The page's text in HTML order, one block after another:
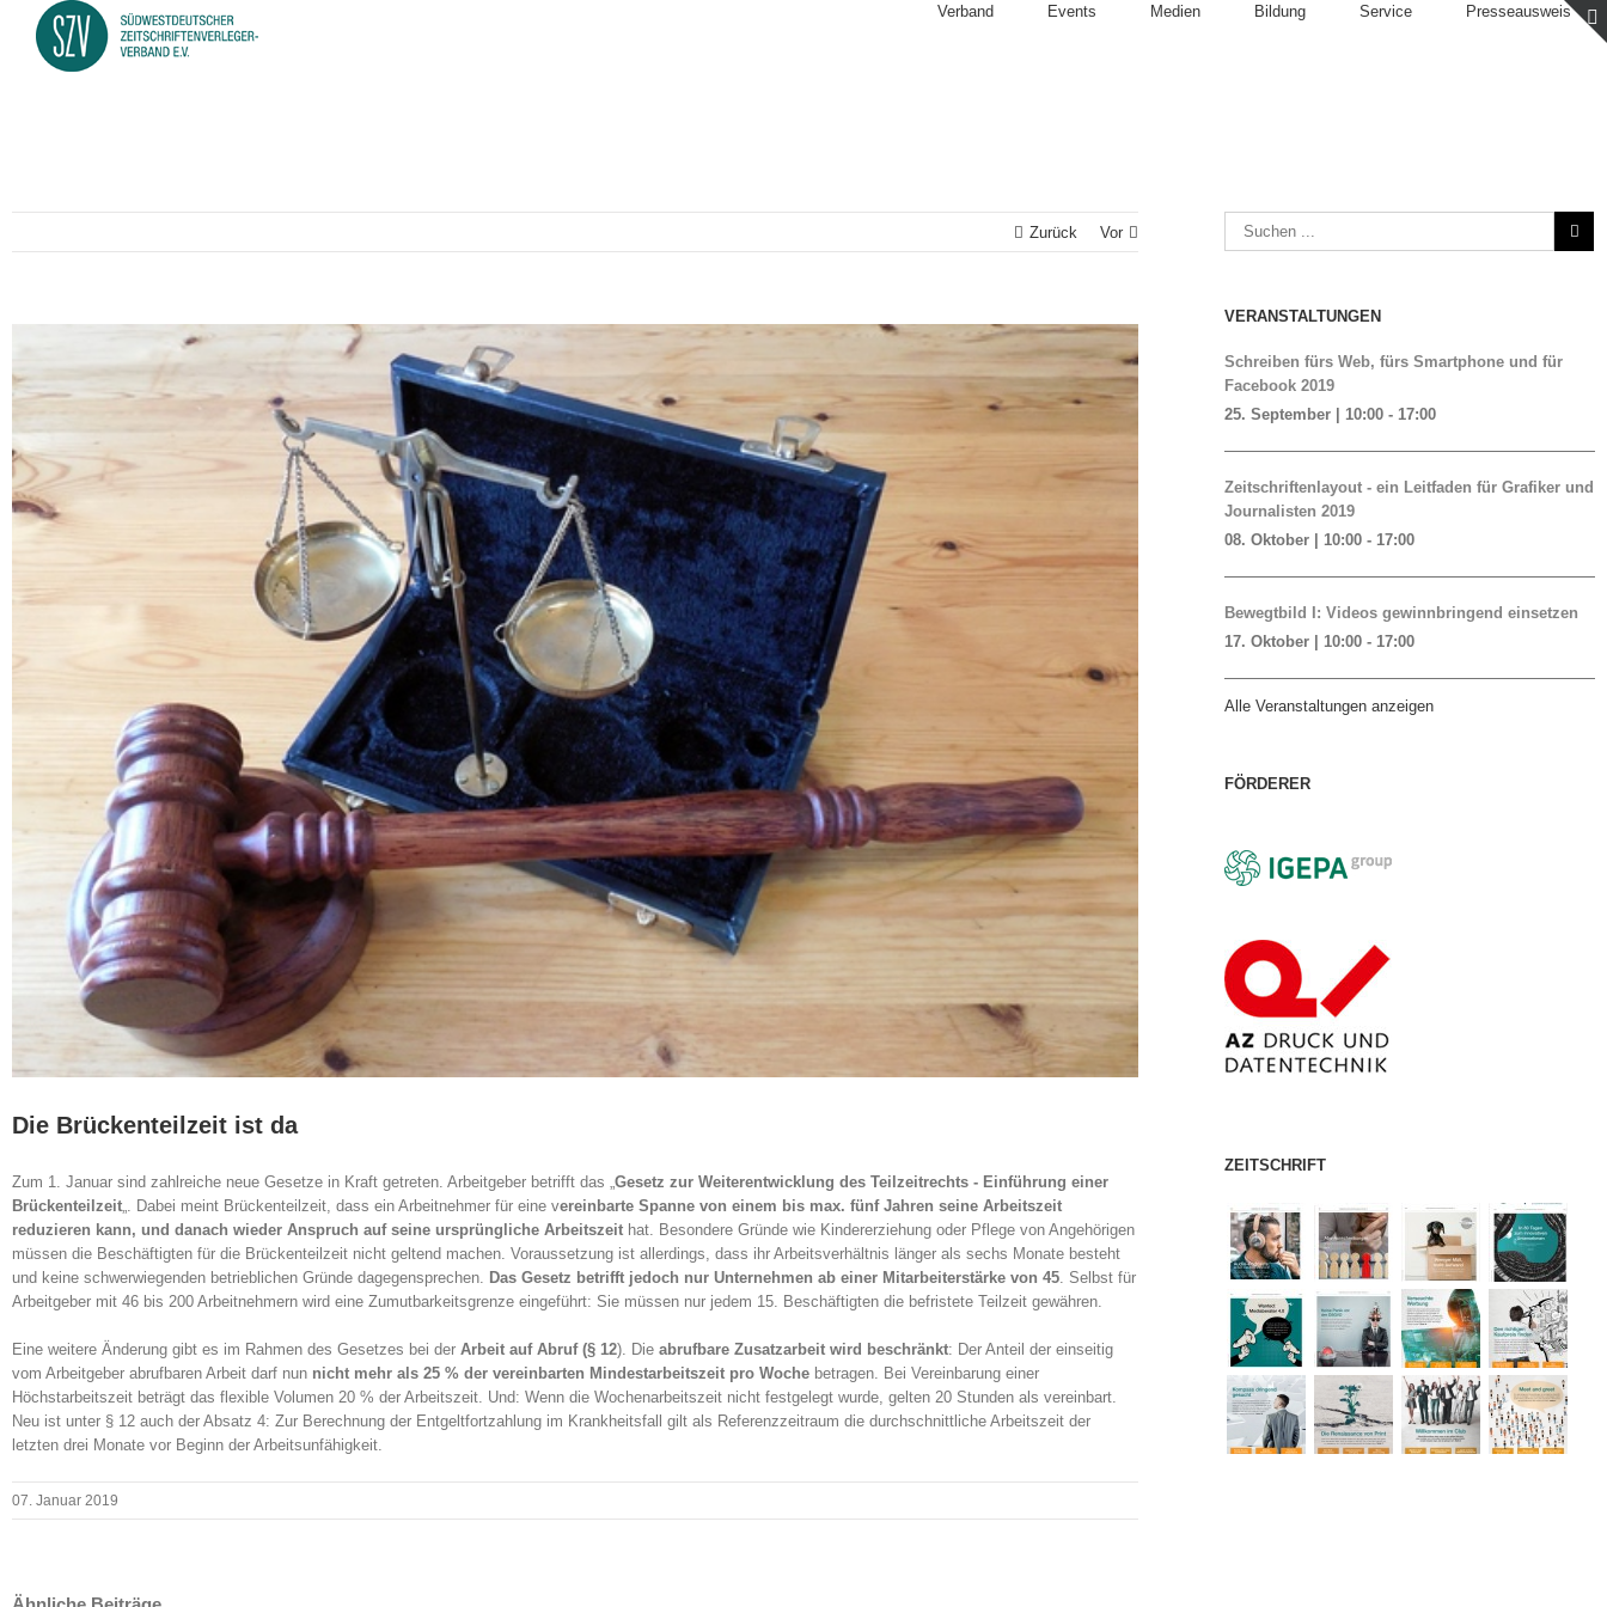
Verband Events Medien Bildung Service Presseausweis
Zurück Vor
Bild
Die Brückenteilzeit ist da
Zum 1. Januar sind zahlreiche neue Gesetze in Kraft getreten. Arbeitgeber betrifft das „Gesetz zur Weiterentwicklung des Teilzeitrechts - Einführung einer
Brückenteilzeit„. Dabei meint Brückenteilzeit, dass ein Arbeitnehmer für eine vereinbarte Spanne von einem bis max. fünf Jahren seine Arbeitszeit
reduzieren kann, und danach wieder Anspruch auf seine ursprüngliche Arbeitszeit hat. Besondere Gründe wie Kindererziehung oder Pflege von Angehörigen
müssen die Beschäftigten für die Brückenteilzeit nicht geltend machen. Voraussetzung ist allerdings, dass ihr Arbeitsverhältnis länger als sechs Monate besteht
und keine schwerwiegenden betrieblichen Gründe dagegensprechen. Das Gesetz betrifft jedoch nur Unternehmen ab einer Mitarbeiterstärke von 45. Selbst für
Arbeitgeber mit 46 bis 200 Arbeitnehmern wird eine Zumutbarkeitsgrenze eingeführt: Sie müssen nur jedem 15. Beschäftigten die befristete Teilzeit gewähren.
Eine weitere Änderung gibt es im Rahmen des Gesetzes bei der Arbeit auf Abruf (§ 12). Die abrufbare Zusatzarbeit wird beschränkt: Der Anteil der einseitig
vom Arbeitgeber abrufbaren Arbeit darf nun nicht mehr als 25 % der vereinbarten Mindestarbeitszeit pro Woche betragen. Bei Vereinbarung einer
Höchstarbeitszeit beträgt das flexible Volumen 20 % der Arbeitszeit. Und: Wenn die Wochenarbeitszeit nicht festgelegt wurde, gelten 20 Stunden als vereinbart.
Neu ist unter § 12 auch der Absatz 4: Zur Berechnung der Entgeltfortzahlung im Krankheitsfall gilt als Referenzzeitraum die durchschnittliche Arbeitszeit der
letzten drei Monate vor Beginn der Arbeitsunfähigkeit.
07. Januar 2019
VERANSTALTUNGEN
Schreiben fürs Web, fürs Smartphone und für
Facebook 2019
25. September | 10:00 -17:00
Zeitschriftenlayout - ein Leitfaden für Grafiker und
Journalisten 2019
08. Oktober | 10:00 -17:00
Bewegtbild I: Videos gewinnbringend einsetzen
17. Oktober | 10:00 -17:00
Alle Veranstaltungen anzeigen
FÖRDERER
ZEITSCHRIFT